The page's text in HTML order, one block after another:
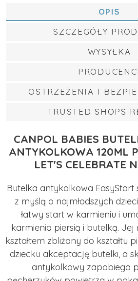
OPIS
SZCZEGÓŁY
WYSYŁKA
PRODUCENCI
OSTRZEŻENIA I
TRUSTED SHOPS
CANPOL BABIES
ANTYKOLKOWA 120ML
LET'S CELEBRATE
Butelka antykolkowa EasyStart
z myślą o najmłodszych
łatwy start w karmieniu i
karmienia piersią i butelką. Jej
kształtem zbliżony do kształtu
dziecku akceptację butelki, a
antykolkowy zapobiega